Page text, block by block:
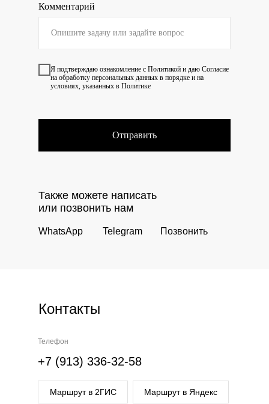
Комментарий
Я подтверждаю ознакомление с Политикой и даю Согласие
на обработку персональных данных в порядке и на
условиях, указанных в Политике
Отправить
Позвонить
Telegram
WhatsApp
Также можете написать
или позвонить нам
Контакты
Телефон
+7 (913) 336-32-58
Маршрут в 2ГИС Маршрут в Яндекс